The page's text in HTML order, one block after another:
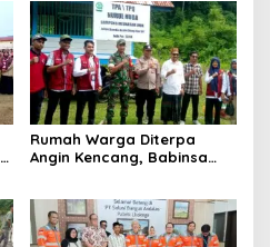
Rumah Warga Diterpa
Angin Kencang, Babinsa
Panik